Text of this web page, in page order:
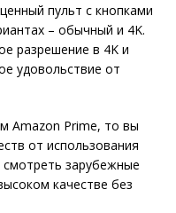
пульт с кнопками
– обычный и 4K.
разрешение в 4K и
удовольствие от
Amazon Prime, то вы
от использования
зарубежные
качестве без